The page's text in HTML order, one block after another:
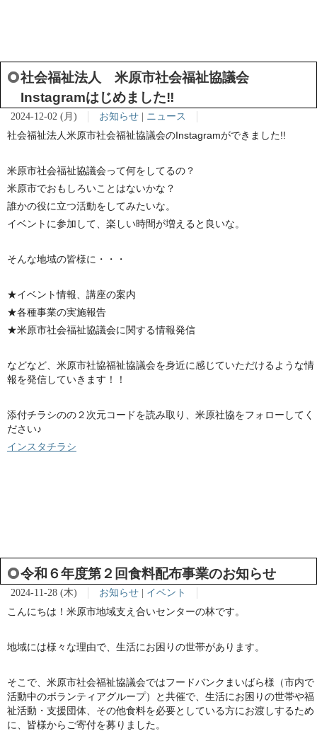
社会福祉法人 米原市社会福祉協議会
Instagramはじめました‼
2024-12-02 (月) お知らせ
ニュース
社会福祉法人米原市社会福祉協議会のInstagramができました!!
米原市社会福祉協議会って何をしてるの？
米原市でおもしろいことはないかな？
誰かの役に立つ活動をしてみたいな。
イベントに参加して、楽しい時間が増えると良いな。
そんな地域の皆様に・・・
★イベント情報、講座の案内
★各種事業の実施報告
★米原市社会福祉協議会に関する情報発信
などなど、米原市社協福祉協議会を身近に感じていただけるような情
報を発信していきます！！
添付チラシのの２次元コードを読み取り、米原社協をフォローしてく
ださい♪
インスタチラシ
令和６年度第２回食料配布事業のお知らせ
2024-11-28 (木) お知らせ | イベント
こんにちは！米原市地域支え合いセンターの林です。
地域には様々な理由で、生活にお困りの世帯があります。
そこで、米原市社会福祉協議会ではフードバンクまいばら様（市内で
活動中のボランティアグループ）と共催で、生活にお困りの世帯や福
祉活動・支援団体、その他食料を必要としている方にお渡しするため
に、皆様からご寄付を募りました。